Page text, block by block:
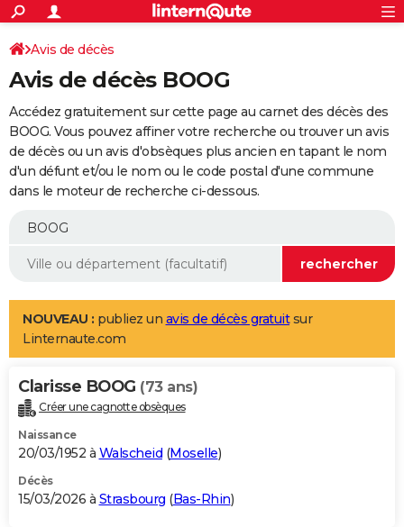
ACTUALITÉS
Politique
Société
Faits Divers
Education
Monde
Villes
+
SPORT
Coupe du monde 2026
Football
Tennis
Cyclisme
Rugby
Forum
Programme TV
TNT
Streaming
Cinéma
Sorties cinéma
Musique
+
FINANCE
Retraite
Impôts
Epargne
Immobilier
Risques naturels par ville
Banque
Assurance
Crédit
AUTO
Essais
Réserver un essai
Citadines
Berlines
SUV
Forum auto
+
Mobiles
Meilleur smartphone
Internet
Ordinateurs
Jeux vidéo
Guide high-tech
Aménagement intérieur
LIFESTYLE
Art de vivre
Bien-être
Loisirs
Mode
Modes de vie
Alimentation
Guide de la santé
Maladies
Médicaments
Sommeil
VOYAGE
Destinations
City break
Voyage nature
Voyage de noces
Forum
Climat
+PHOTO
GUIDES D'ACHAT
BONS PLANS
Avis de décès
Avis de décès BOOG
Accédez gratuitement sur cette page au carnet des décès des
BOOG. Vous pouvez affiner votre recherche ou trouver un avis
de décès ou un avis d'obsèques plus ancien en tapant le nom
d'un défunt et/ou le nom ou le code postal d'une commune
dans le moteur de recherche ci-dessous.
NOUVEAU : publiez un avis de décès gratuitsur
Linternaute.com
Clarisse BOOG (73 ans)
Créer une cagnotte obsèques
Naissance
20/03/1952 à Walscheid (Moselle)
Décès
15/03/2026 à Strasbourg (Bas-Rhin)